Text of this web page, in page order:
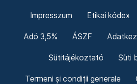
Impresszum Etikai kódex
Adó 3,5% ÁSZF
Sütitájékoztató Süti
Termeni și condiții generale